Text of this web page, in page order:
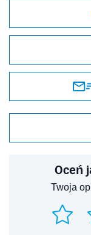
Oceń
Twoja